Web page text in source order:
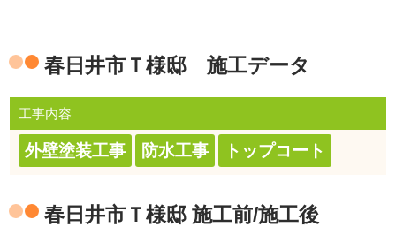
春日井市Ｔ様邸 施工データ
工事内容
外壁塗装工事 防水工事 トップコート
春日井市Ｔ様邸 施工前/施工後